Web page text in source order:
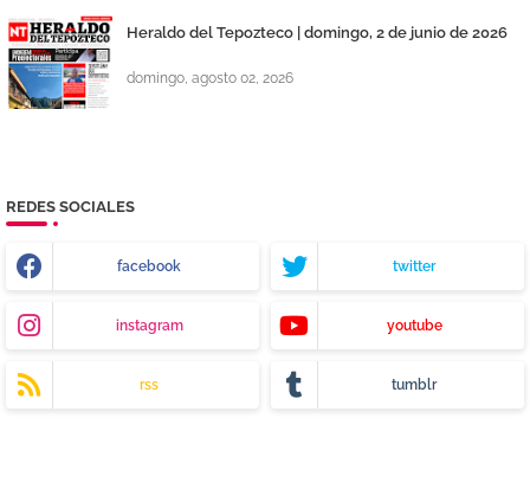
Heraldo del Tepozteco | domingo, 2 de junio de 2026
domingo, agosto 02, 2026
REDES SOCIALES
facebook twitter
instagram youtube
rss tumblr